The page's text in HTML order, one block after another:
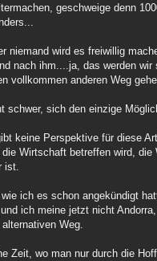
geschweige denn
niemand wird es freiwillig
nach ihm....ja, das werden
vollkommen anderen Weg
schwer, sich den einzige
keine Perspektive für diese
Wirtschaft betreffen wird,
ist.
ich es schon angekündigt
ich meine jetzt nicht
Weg.
Zeit, wo man nur durch die